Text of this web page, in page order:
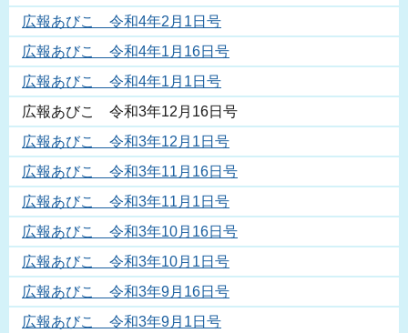
広報あびこ 令和4年2月1日号
広報あびこ 令和4年1月16日号
広報あびこ 令和4年1月1日号
広報あびこ 令和3年12月16日号
広報あびこ 令和3年12月1日号
広報あびこ 令和3年11月16日号
広報あびこ 令和3年11月1日号
広報あびこ 令和3年10月16日号
広報あびこ 令和3年10月1日号
広報あびこ 令和3年9月16日号
広報あびこ 令和3年9月1日号